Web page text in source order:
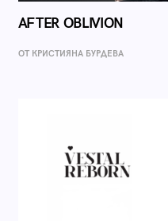
AFTER OBLIVION
ОТ КРИСТИЯНА БУРДЕВА